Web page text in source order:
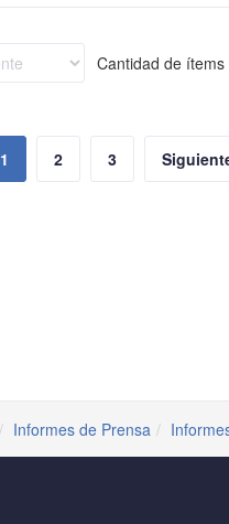
Cantidad de
1 2 3
Informes de Prensa